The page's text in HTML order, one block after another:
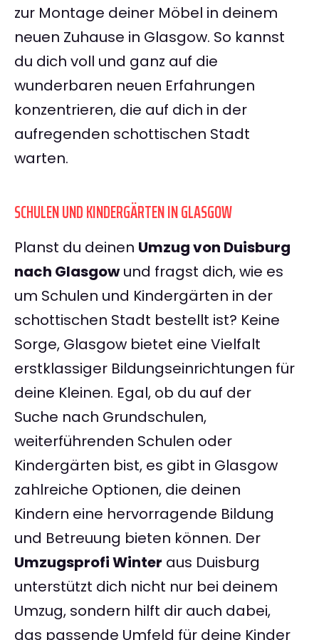
zur Montage deiner Möbel in deinem
neuen Zuhause in Glasgow. So kannst
du dich voll und ganz auf die
wunderbaren neuen Erfahrungen
konzentrieren, die auf dich in der
aufregenden schottischen Stadt
warten.
SCHULEN UND KINDERGÄRTEN IN GLASGOW
Planst du deinen Umzug von Duisburg
nach Glasgowund fragst dich, wie es
um Schulen und Kindergärten in der
schottischen Stadt bestellt ist? Keine
Sorge, Glasgow bietet eine Vielfalt
erstklassiger Bildungseinrichtungen für
deine Kleinen. Egal, ob du auf der
Suche nach Grundschulen,
weiterführenden Schulen oder
Kindergärten bist, es gibt in Glasgow
zahlreiche Optionen, die deinen
Kindern eine hervorragende Bildung
und Betreuung bieten können. Der
Umzugsprofi Winter aus Duisburg
unterstützt dich nicht nur bei deinem
Umzug, sondern hilft dir auch dabei,
das passende Umfeld für deine Kinder